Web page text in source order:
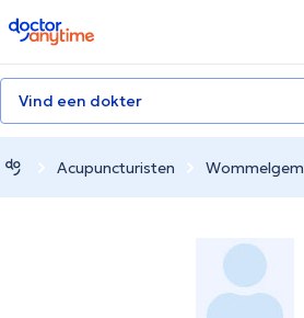
doctoranytime
Vind een dokter
Acupuncturisten Wommelgem